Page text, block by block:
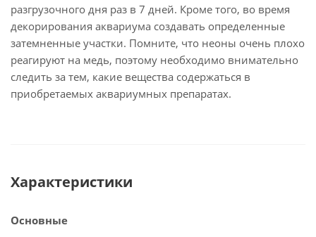
разгрузочного дня раз в 7 дней. Кроме того, во время
декорирования аквариума создавать определенные
затемненные участки. Помните, что неоны очень плохо
реагируют на медь, поэтому необходимо внимательно
следить за тем, какие вещества содержаться в
приобретаемых аквариумных препаратах.
Характеристики
Основные